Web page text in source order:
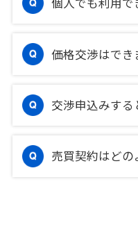
価格交渉はでき
交渉申込みする
売買契約はどの